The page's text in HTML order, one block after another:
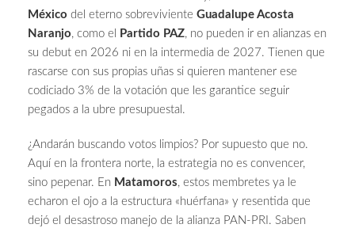
México del eterno sobreviviente Guadalupe Acosta
Naranjo, como el Partido PAZ, no pueden ir en alianzas en
su debut en 2026 ni en la intermedia de 2027. Tienen que
rascarse con sus propias uñas si quieren mantener ese
codiciado 3% de la votación que les garantice seguir
pegados a la ubre presupuestal.
¿Andarán buscando votos limpios? Por supuesto que no.
Aquí en la frontera norte, la estrategia no es convencer,
sino pepenar. En Matamoros, estos membretes ya le
echaron el ojo a la estructura «huérfana» y resentida que
dejó el desastroso manejo de la alianza PAN-PRI. Saben